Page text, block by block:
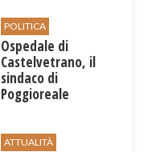
POLITICA
Ospedale di
Castelvetrano, il
sindaco di
Poggioreale
ATTUALITÀ